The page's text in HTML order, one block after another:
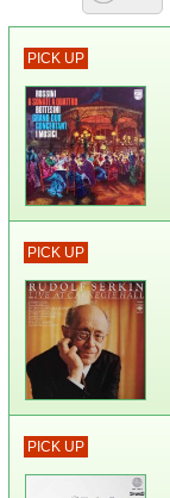
PICK UP
PICK UP
PICK UP